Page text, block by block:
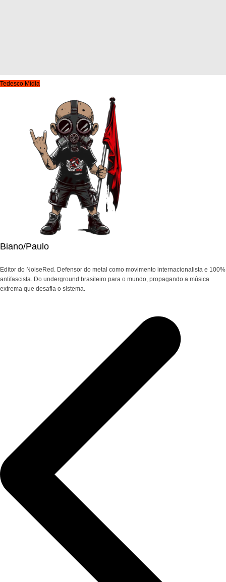
Tedesco Mídia
Biano/Paulo
Editor do NoiseRed. Defensor do metal como movimento internacionalista e 100%
antifascista. Do underground brasileiro para o mundo, propagando a música
extrema que desafia o sistema.